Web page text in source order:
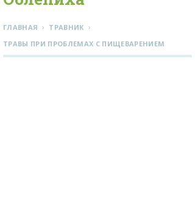
ГЛАВНАЯ › ТРАВНИК ›
ТРАВЫ ПРИ ПРОБЛЕМАХ С ПИЩЕВАРЕНИЕМ